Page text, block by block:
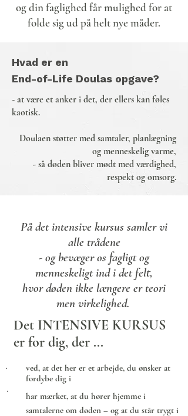
og din faglighed får mulighed for at
folde sig ud på helt nye måder.
Hvad er en
End-of-Life Doulas opgave?
- at være et anker i det, der ellers kan føles
kaotisk.
Doulaen støtter med samtaler, planlægning
og menneskelig varme,
- så døden bliver mødt med værdighed,
respekt og omsorg.
På det intensive kursus samler vi
alle trådene
- og bevæger os fagligt og
menneskeligt ind i det felt,
hvor døden ikke længere er teori
men virkelighed.
Det INTENSIVE KURSUS
er for dig, der ...
ved, at det her er et arbejde, du ønsker at
fordybe dig i
har mærket, at du hører hjemme i
samtalerne om døden – og at du står trygt i